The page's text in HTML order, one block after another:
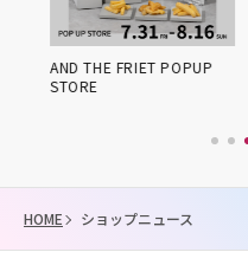
AND THE FRIET POPUP
STORE
HOME ショップニュース